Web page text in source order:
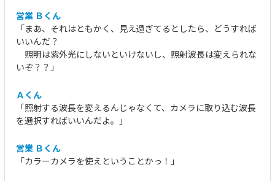
営業 Ｂくん
「まあ、それはともかく、見え過ぎてるとしたら、どうすれば
いいんだ？
照明は紫外光にしないといけないし、照射波長は変えられな
いぞ？？」
Ａくん
「照射する波長を変えるんじゃなくて、カメラに取り込む波長
を選択すればいいんだよ。」
営業 Ｂくん
「カラーカメラを使えということかっ！」